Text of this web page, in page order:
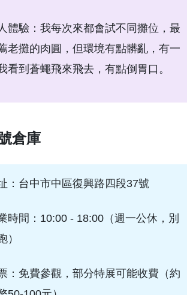
體驗：我每次來都會試不同攤位，最
老攤的肉圓，但環境有點髒亂，有一
看到蒼蠅飛來飛去，有點倒胃口。
倉庫
：台中市中區復興路四段37號
時間：10:00 - 18:00（週一公休，別
）
：免費參觀，部分特展可能收費（約